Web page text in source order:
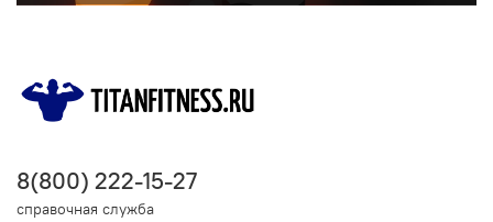
8(800) 222-15-27
справочная служба